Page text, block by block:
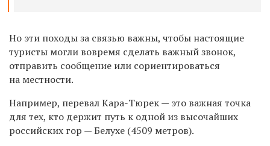
Но эти походы за связью важны, чтобы настоящие
туристы могли вовремя сделать важный звонок,
отправить сообщение или сориентироваться
на местности.
Например, перевал Кара-Тюрек — это важная точка
для тех, кто держит путь к одной из высочайших
российских гор — Белухе (4509 метров).